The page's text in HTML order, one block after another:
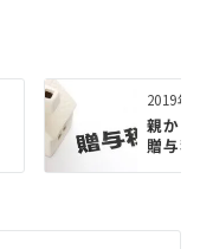
2019年
親か
贈与